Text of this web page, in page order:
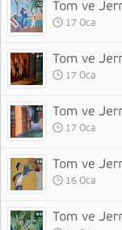
17 Oca
17 Oca
17 Oca
16 Oca